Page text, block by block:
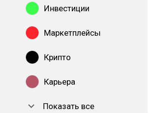
Инвестиции
Маркетплейсы
Крипто
Карьера
Показать все